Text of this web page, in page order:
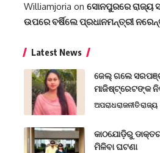
Williamjoria on ସୋନପୁରରେ ରାଜ୍ୟ
ଉପରେ ବର୍ଷିଲେ ପ୍ରଧାନମନ୍ତ୍ରୀ
Latest News
ଜେଲ୍ ଗଲେ
ମାଜିଷ୍ଟ୍ରେଟଙ୍କ
ଅପରାଧରାଜନୀତିରାଜ୍ୟ
କାଠଯୋଡ଼ିରୁ
ମିଳିବା ଘଟଣା